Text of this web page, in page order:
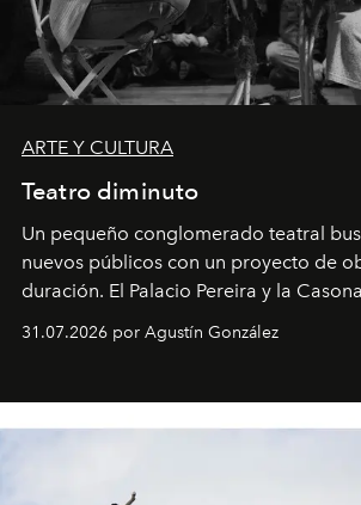
ARTE Y CULTURA
Teatro diminuto
Un pequeño conglomerado teatral
nuevos públicos con un proyecto de
duración. El Palacio Pereira y la
miniobras. Sus puestas en escena son
31.07.2026 por Agustín González